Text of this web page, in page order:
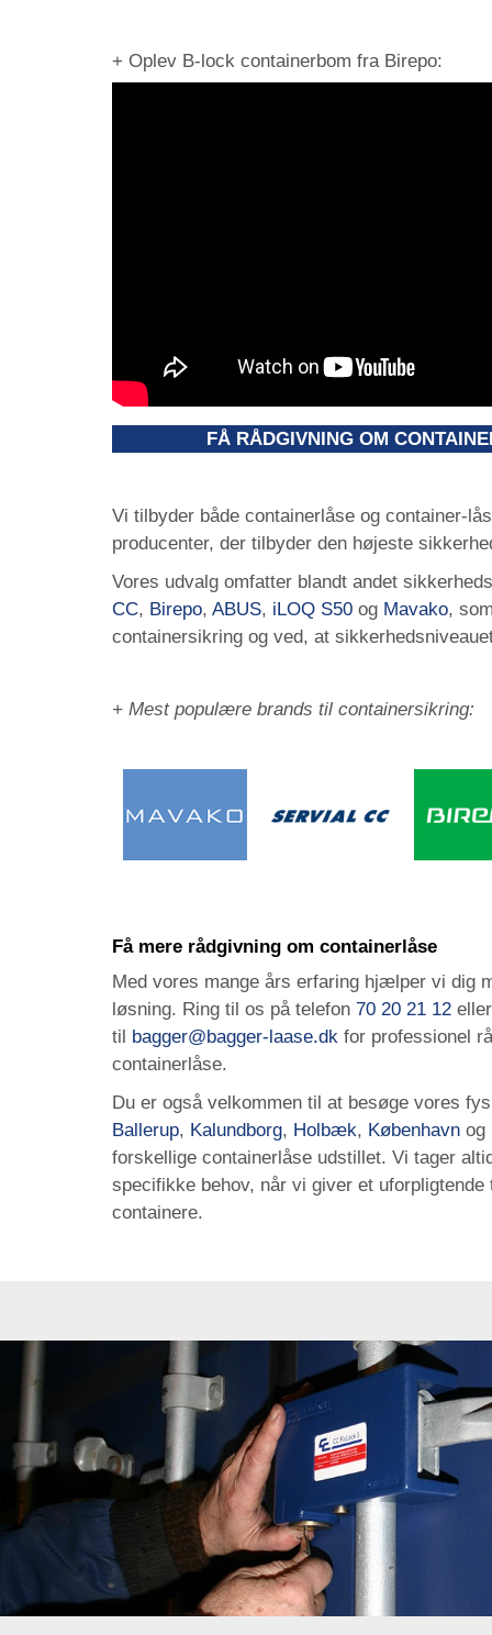
+ Oplev B-lock containerbom fra Birepo:
FÅ RÅDGIVNING OM
Vi tilbyder både containerlåse og container-
producenter, der tilbyder den højeste
Vores udvalg omfatter blandt andet
CC, Birepo, ABUS, iLOQ S50 og Mavako,
containersikring og ved, at
+ Mest populære brands til containersikring:
Få mere rådgivning om containerlåse
Med vores mange års erfaring hjælper vi dig
løsning. Ring til os på telefon 70 20 21 12
til bagger@bagger-laase.dk for professionel
containerlåse.
Du er også velkommen til at besøge vores
Ballerup, Kalundborg, Holbæk, København og
forskellige containerlåse udstillet. Vi tager
specifikke behov, når vi giver et
containere.